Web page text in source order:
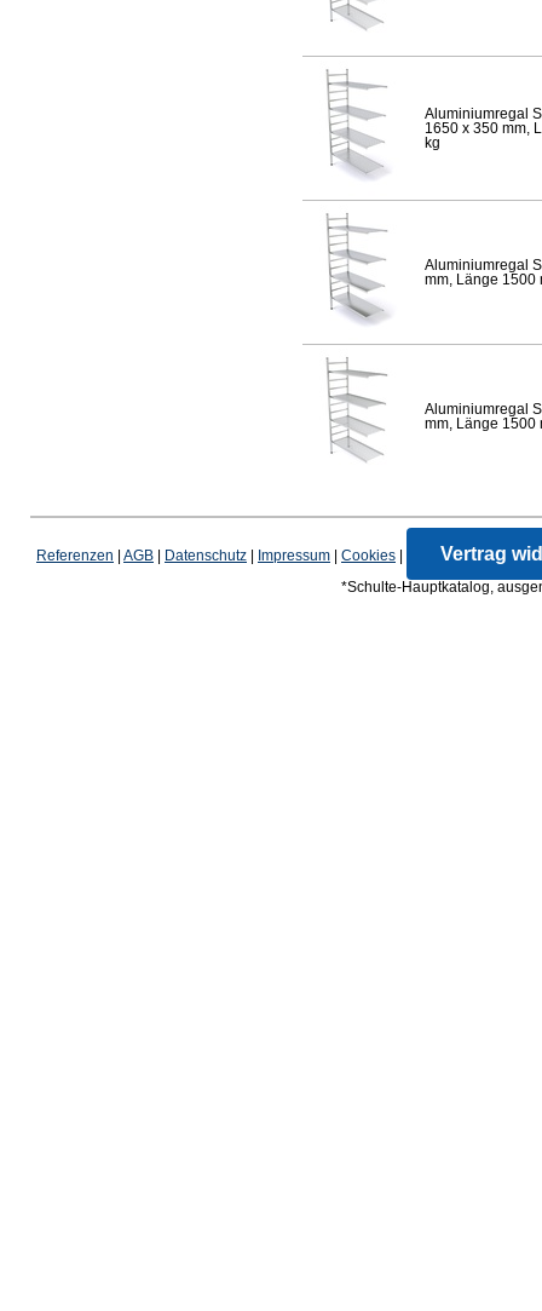
Aluminiumregal
1650 x 350 mm,
kg
Aluminiumregal
mm, Länge 1500
Aluminiumregal
mm, Länge 1500
Referenzen AGB Datenschutz Impressum Cookies Vertrag
*Schulte-Hauptkatalog,